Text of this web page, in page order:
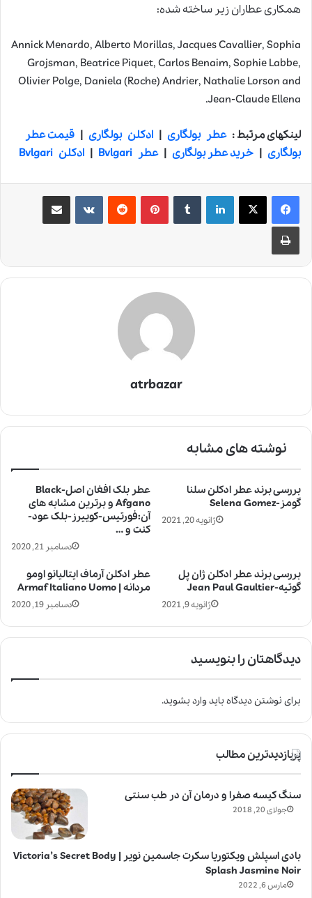
همکاری عطاران زیر ساخته شده:
Annick Menardo, Alberto Morillas, Jacques Cavallier, Sophia
Grojsman, Beatrice Piquet, Carlos Benaim, Sophie Labbe,
Olivier Polge, Daniela (Roche) Andrier, Nathalie Lorson and
Jean-Claude Ellena.
لینکهای مرتبط :عطر بولگاری | ادکلن بولگاری | قیمت عطر
بولگاری | خرید عطر بولگاری |عطر Bvlgari | ادکلن Bvlgari
لینکدین ‫تامبلر ‫پین‌ترست‫رددیت ‫VKontakteاشتراک گذاری از طریق ایمیل
چاپ
atrbazar
نوشته های مشابه
عطر بلک افغان اصل-Black
Afgano و برترین مشابه های
آن:فورتیس-کوییرز-بلک عود-
کنت و …
دسامبر 21, 2020
بررسی برند عطر ادکلن سلنا
گومز-Selena Gomez
ژانویه 20, 2021
عطر ادکلن آرماف ایتالیانو اومو
مردانه | Armaf Italiano Uomo
دسامبر 19, 2020
بررسی برند عطر ادکلن ژان پل
گوتیه-Jean Paul Gaultier
ژانویه 9, 2021
دیدگاهتان را بنویسید
برای نوشتن دیدگاه بایدوارد بشوید.
پربازدیدترین مطالب
سنگ کیسه صفرا و درمان آن در طب سنتی
جولای 20, 2018
بادی اسپلش ویکتوریا سکرت جاسمین نویر | Victoria’s Secret Body
Splash Jasmine Noir
مارس 6, 2022